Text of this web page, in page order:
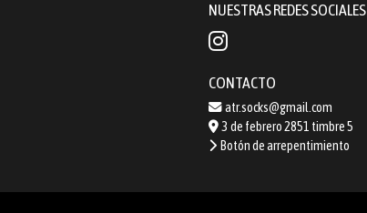
NUESTRAS REDES SOCIALES
CONTACTO
atr.socks@gmail.com
3 de febrero 2851 timbre 5
Botón de arrepentimiento